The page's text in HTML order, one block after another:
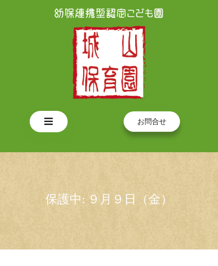
Open
お問合せ
保護中: ９月９日（金）